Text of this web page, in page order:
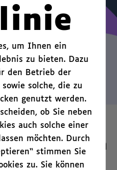
um Ihnen ein
zu bieten. Dazu
den Betrieb der
solche, die zu
genutzt werden.
ob Sie neben
auch solche einer
möchten. Durch
stimmen Sie
zu. Sie können
Handeln in
Frei­zeit,